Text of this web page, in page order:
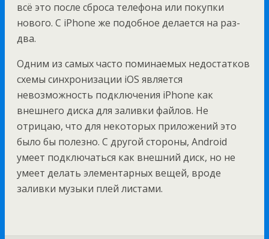
всё это после сброса телефона или покупки
нового. С iPhone же подобное делается на раз-
два.
Одним из самых часто поминаемых недостатков
схемы синхронизации iOS является
невозможность подключения iPhone как
внешнего диска для заливки файлов. Не
отрицаю, что для некоторых приложений это
было бы полезно. С другой стороны, Android
умеет подключаться как внешний диск, но не
умеет делать элементарных вещей, вроде
заливки музыки плей листами.